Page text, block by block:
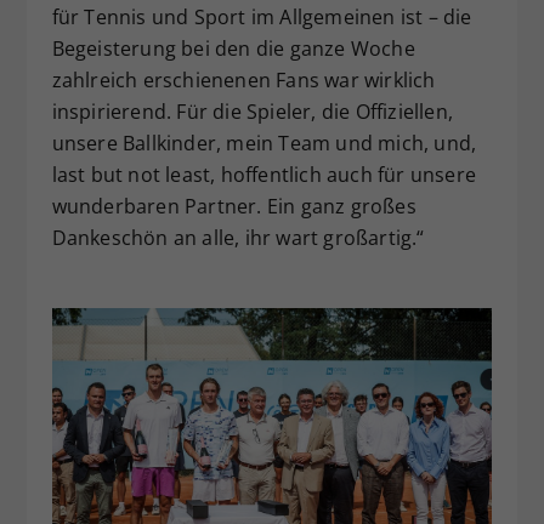
für Tennis und Sport im Allgemeinen ist – die
Begeisterung bei den die ganze Woche
zahlreich erschienenen Fans war wirklich
inspirierend. Für die Spieler, die Offiziellen,
unsere Ballkinder, mein Team und mich, und,
last but not least, hoffentlich auch für unsere
wunderbaren Partner. Ein ganz großes
Dankeschön an alle, ihr wart großartig.“